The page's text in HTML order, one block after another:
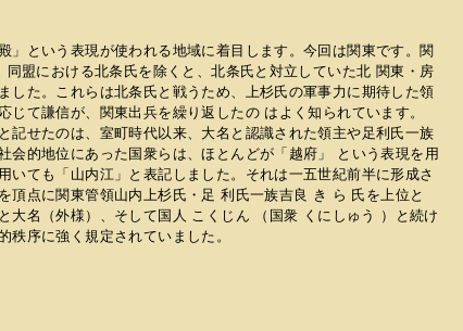
」という表現が使われる地域に着目します。今回は関東です。関
同盟における北条氏を除くと、北条氏と対立していた北 関東・房
した。これらは北条氏と戦うため、上杉氏の軍事力に期待した領
じて謙信が、関東出兵を繰り返したの はよく知られています。
記せたのは、室町時代以来、大名と認識された領主や足利氏一族
会的地位にあった国衆らは、ほとんどが「越府」 という表現を用
いても「山内江」と表記しました。それは一五世紀前半に形成さ
頂点に関東管領山内上杉氏・足 利氏一族吉良 き ら 氏を上位と
大名（外様）、そして国人 こくじん （国衆 くにしゅう ）と続け
秩序に強く規定されていました。